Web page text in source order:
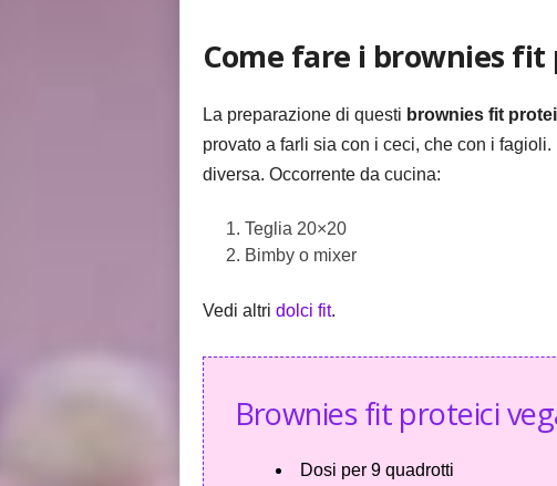
Come fare i brownies
La preparazione di questi brownies fit
provato a farli sia con i ceci, che con i
diversa. Occorrente da cucina:
Teglia 20×20
Bimby o mixer
Vedi altri dolci fit.
Brownies fit proteici
Dosi per9 quadrotti